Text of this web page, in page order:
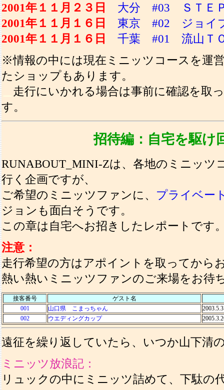
2001年１１月２３日
大分 #03 ＳＴＥ
2001年１１月１６日
東京 #02 ジョイ
2001年１１月１６日
千葉 #01 流山Ｔ
※情報の中には現在ミニッツコースを運
たショップもあります。
走行にいかれる場合は事前に確認を取
す。
招待編：自宅を駆け
RUNABOUT_MINI-Zは、各地のミニッツ
行く企画ですが、
ご希望のミニッツファンに、 プライベー
ジョンも面白そうです。
この章は自宅へお招きしたレポートです
注意：
走行希望の方はアポイントを取ってか
熱い熱いミニッツファンのご来場をお待
接客番号
ゲスト名
001
山口県 こまっちゃん
2003.5.3
002
ウエディングカップ
遠征を繰り返していたら、いつか山下清
ミニッツ放浪記：
リュックの中にミニッツ詰めて、下駄の